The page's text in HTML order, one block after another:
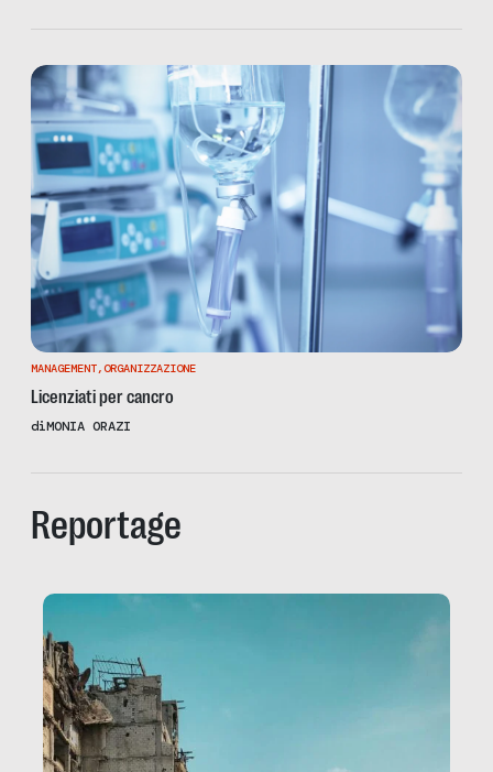
MANAGEMENT,ORGANIZZAZIONE
Licenziati per cancro
diMONIA ORAZI
Reportage